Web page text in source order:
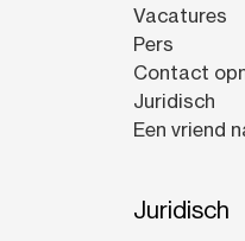
Vacatures
Pers
Contact
Juridisch
Een vriend
Juridisch